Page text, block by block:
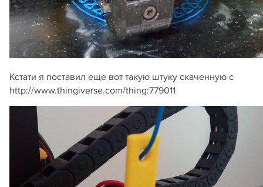
Кстати я поставил еще вот такую штуку скаченную c
http://www.thingiverse.com/thing:779011